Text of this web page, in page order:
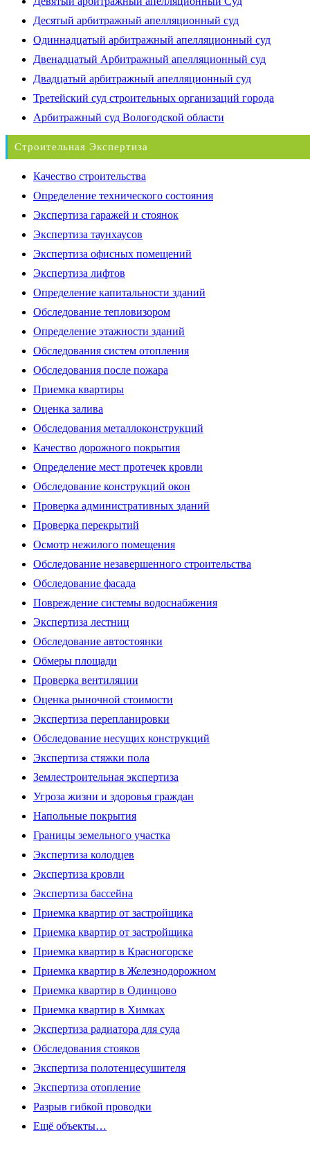
Десятый арбитражный апелляционный суд
Одиннадцатый арбитражный апелляционный суд
Двенадцатый Арбитражный апелляционный суд
Двадцатый арбитражный апелляционный суд
Третейский суд строительных организаций города
Арбитражный суд Вологодской области
Строительная Экспертиза
Качество строительства
Определение технического состояния
Экспертиза гаражей и стоянок
Экспертиза таунхаусов
Экспертиза офисных помещений
Экспертиза лифтов
Определение капитальности зданий
Обследование тепловизором
Определение этажности зданий
Обследования систем отопления
Обследования после пожара
Приемка квартиры
Оценка залива
Обследования металлоконструкций
Качество дорожного покрытия
Определение мест протечек кровли
Обследование конструкций окон
Проверка административных зданий
Проверка перекрытий
Осмотр нежилого помещения
Обследование незавершенного строительства
Обследование фасада
Повреждение системы водоснабжения
Экспертиза лестниц
Обследование автостоянки
Обмеры площади
Проверка вентиляции
Оценка рыночной стоимости
Экспертиза перепланировки
Обследование несущих конструкций
Экспертиза стяжки пола
Землестроительная экспертиза
Угроза жизни и здоровья граждан
Напольные покрытия
Границы земельного участка
Экспертиза колодцев
Экспертиза кровли
Экспертиза бассейна
Приемка квартир от застройщика
Приемка квартир от застройщика
Приемка квартир в Красногорске
Приемка квартир в Железнодорожном
Приемка квартир в Одинцово
Приемка квартир в Химках
Экспертиза радиатора для суда
Обследования стояков
Экспертиза полотенцесушителя
Экспертиза отопление
Разрыв гибкой проводки
Ещё объекты…